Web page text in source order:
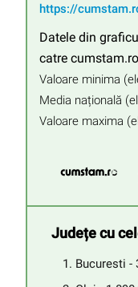
https://
Datele din
catre cumstam.ro
Valoare minima
Media națională
Valoare maxima
Județe cu
Bucuresti -